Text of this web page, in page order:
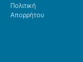
Πολιτική
Απορρήτου